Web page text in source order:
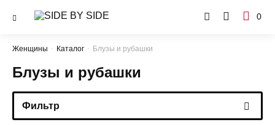
0
Женщины Каталог Блузы и рубашки
Блузы и рубашки
Фильтр